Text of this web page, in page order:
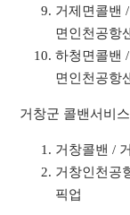
거제면콜밴
면인천공항
하청면콜밴
면인천공항
거창군 콜밴서비스
거창콜밴 /
거창인천공
픽업